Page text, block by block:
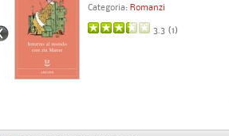
Categoria: Romanzi
3.3 (1)